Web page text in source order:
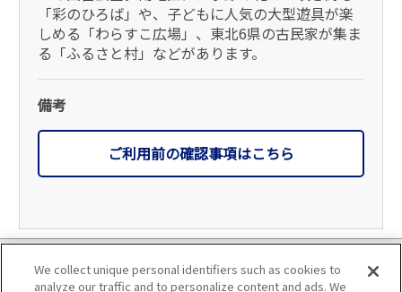
「彩のひろば」や、子どもに人気の大型遊具が楽
しめる「わらすこ広場」、東北6県の古民家が集ま
る「ふるさと村」などがあります。
備考
ご利用前の確認事項はこちら
We collect unique personal identifiers such as cookies to
analyze our traffic and to personalize content and ads. We